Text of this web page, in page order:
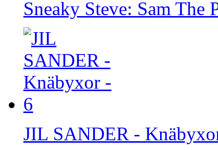
Sneaky Steve: Sam The
JIL SANDER -